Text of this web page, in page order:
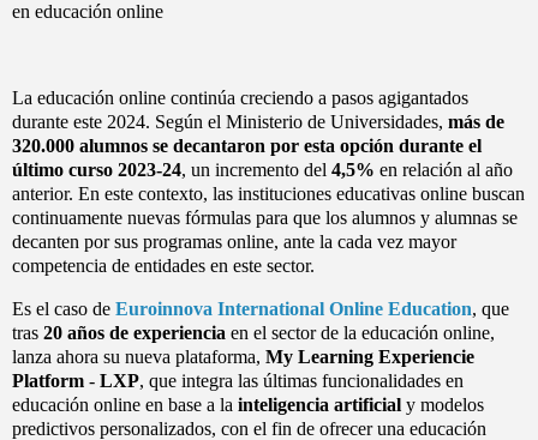
en educación online
La educación online continúa creciendo a pasos agigantados
durante este 2024. Según el Ministerio de Universidades, más de
320.000 alumnos se decantaron por esta opción durante el
último curso 2023-24, un incremento del 4,5% en relación al año
anterior. En este contexto, las instituciones educativas online buscan
continuamente nuevas fórmulas para que los alumnos y alumnas se
decanten por sus programas online, ante la cada vez mayor
competencia de entidades en este sector.
Es el caso de Euroinnova International Online Education, que
tras 20 años de experiencia en el sector de la educación online,
lanza ahora su nueva plataforma, My Learning Experiencie
Platform - LXP, que integra las últimas funcionalidades en
educación online en base a la inteligencia artificial y modelos
predictivos personalizados, con el fin de ofrecer una educación